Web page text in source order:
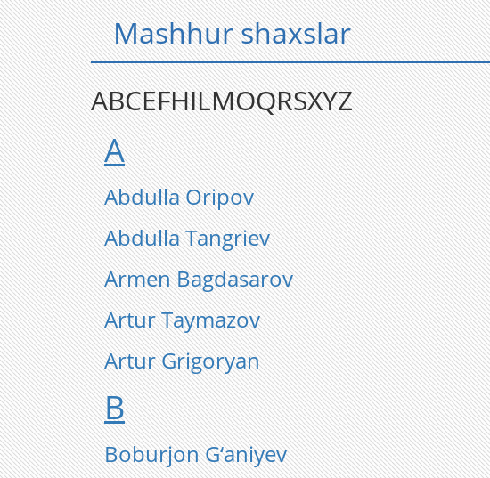
Mashhur shaxslar
ABCEFHILMOQRSXYZ
A
Abdulla Oripov
Abdulla Tangriev
Armen Bagdasarov
Artur Taymazov
​Artur Grigoryan
B
Boburjon G‘aniyev